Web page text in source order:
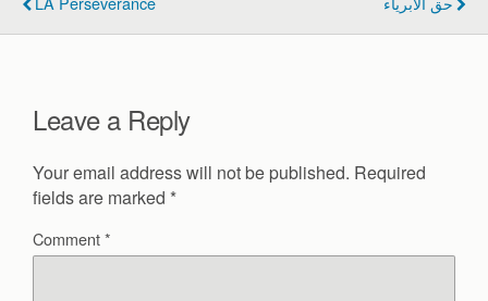
o
Leave a Reply
Your email address will not be published. Required
fields are marked *
Comment*